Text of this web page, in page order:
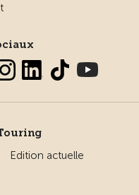
Edition actuelle